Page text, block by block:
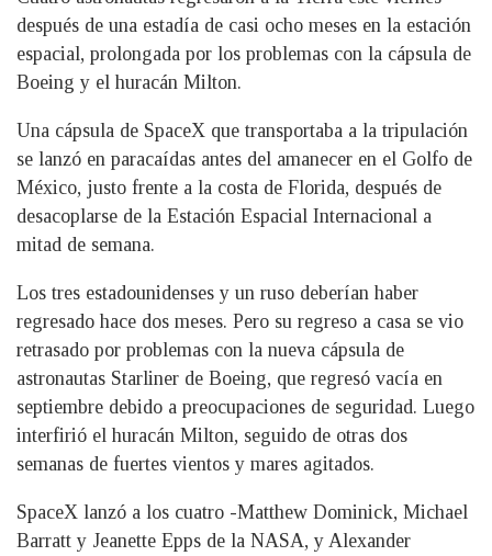
después de una estadía de casi ocho meses en la estación
espacial, prolongada por los problemas con la cápsula de
Boeing y el huracán Milton.
Una cápsula de SpaceX que transportaba a la tripulación
se lanzó en paracaídas antes del amanecer en el Golfo de
México, justo frente a la costa de Florida, después de
desacoplarse de la Estación Espacial Internacional a
mitad de semana.
Los tres estadounidenses y un ruso deberían haber
regresado hace dos meses. Pero su regreso a casa se vio
retrasado por problemas con la nueva cápsula de
astronautas Starliner de Boeing, que regresó vacía en
septiembre debido a preocupaciones de seguridad. Luego
interfirió el huracán Milton, seguido de otras dos
semanas de fuertes vientos y mares agitados.
SpaceX lanzó a los cuatro -Matthew Dominick, Michael
Barratt y Jeanette Epps de la NASA, y Alexander